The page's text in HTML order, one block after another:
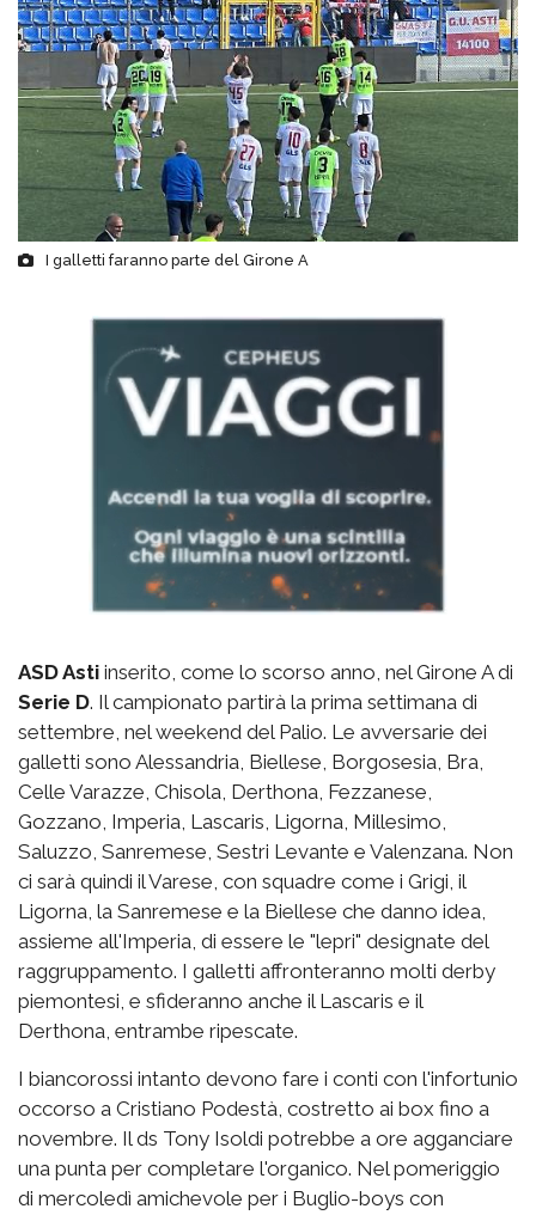
I galletti faranno parte del Girone A
ASD Asti inserito, come lo scorso anno, nel Girone A di
Serie D. Il campionato partirà la prima settimana di
settembre, nel weekend del Palio. Le avversarie dei
galletti sono Alessandria, Biellese, Borgosesia, Bra,
Celle Varazze, Chisola, Derthona, Fezzanese,
Gozzano, Imperia, Lascaris, Ligorna, Millesimo,
Saluzzo, Sanremese, Sestri Levante e Valenzana. Non
ci sarà quindi il Varese, con squadre come i Grigi, il
Ligorna, la Sanremese e la Biellese che danno idea,
assieme all'Imperia, di essere le "lepri" designate del
raggruppamento. I galletti affronteranno molti derby
piemontesi, e sfideranno anche il Lascaris e il
Derthona, entrambe ripescate.
I biancorossi intanto devono fare i conti con l'infortunio
occorso a Cristiano Podestà, costretto ai box fino a
novembre. Il ds Tony Isoldi potrebbe a ore agganciare
una punta per completare l'organico. Nel pomeriggio
di mercoledì amichevole per i Buglio-boys con